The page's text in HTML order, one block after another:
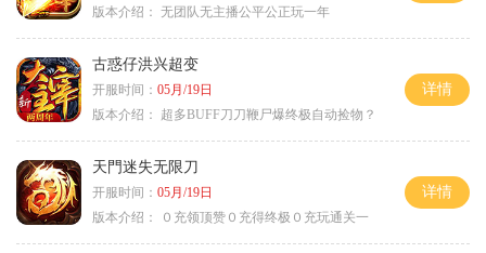
版本介绍： 无团队无主播公平公正玩一年
古惑仔洪兴超变
开服时间： 05月/19日
版本介绍：
超多BUFF刀刀鞭尸爆终极自动捡物？
详情
天門迷失无限刀
开服时间： 05月/19日
版本介绍：
０充领顶赞０充得终极０充玩通关一
详情